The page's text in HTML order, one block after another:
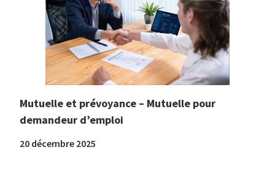
Mutuelle et prévoyance – Mutuelle pour
demandeur d’emploi
20 décembre 2025